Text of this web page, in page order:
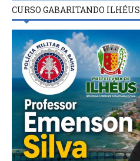
CURSO GABARITANDO ILHÉUS